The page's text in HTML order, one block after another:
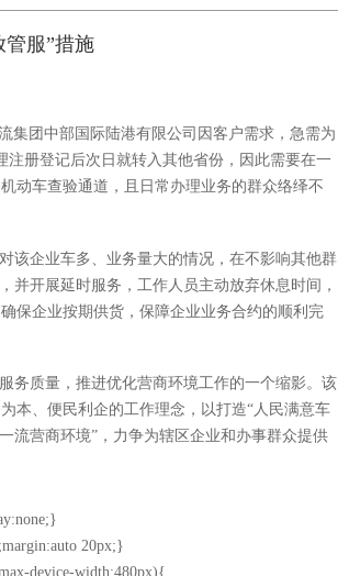
服”措施
集团中部国际陆港有限公司因客户需求，急需为
注册登记后次日就转入其他省份，因此需要在一
动车查验通道，且日常办理业务的群众络绎不
该企业车多、业务量大的情况，在不影响其他群
并开展延时服务，工作人员主动放弃休息时间，
保企业按期供货，保障企业业务合约的顺利完
务质量，推进优化营商环境工作的一个缩影。该
本、便民利企的工作理念，以打造“人民满意车
流营商环境”，力争为辖区企业和办事群众提供
20px;}
device-width:480px){